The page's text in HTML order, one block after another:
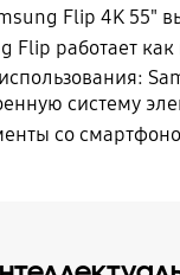
Flip 4K 55"
Flip работает
систему
со